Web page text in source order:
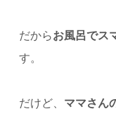
だからお風呂でス
す。
だけど、 ママさん